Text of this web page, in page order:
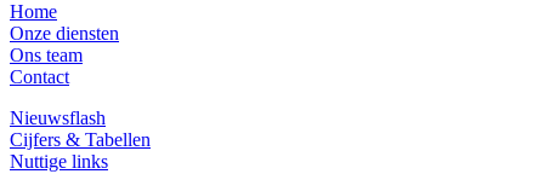
Home
Onze diensten
Ons team
Contact
Nieuwsflash
Cijfers & Tabellen
Nuttige links